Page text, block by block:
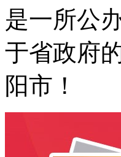
是一所公
于省政府
阳市！